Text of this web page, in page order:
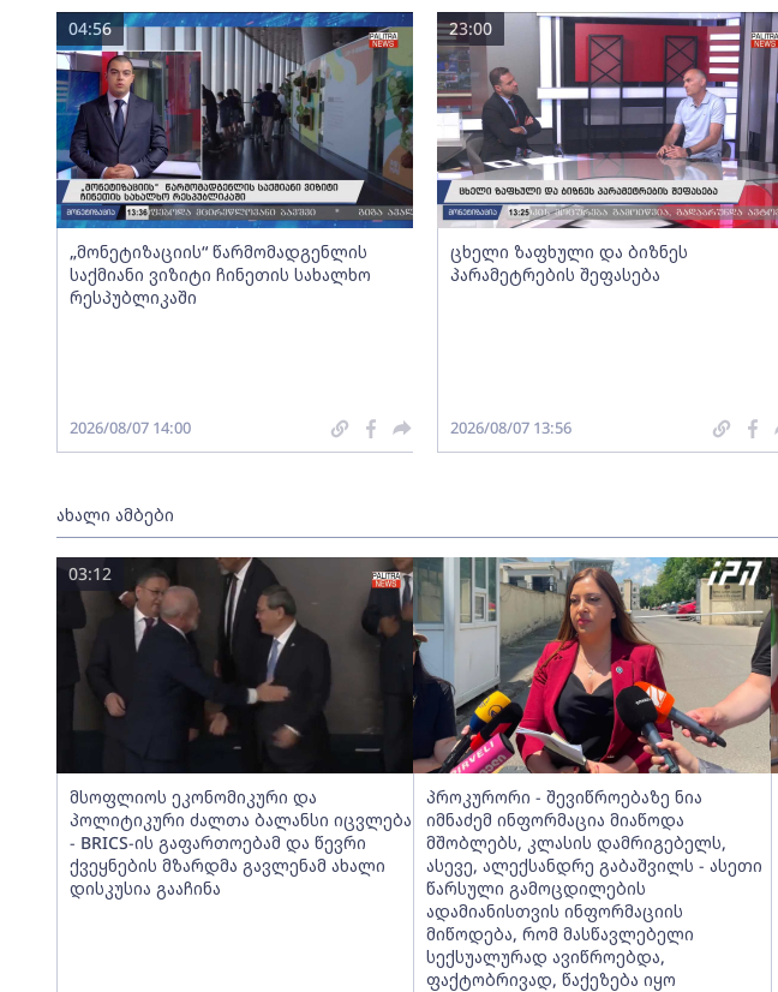
„მონეტიზაციის“ წარმომადგენლის
საქმიანი ვიზიტი ჩინეთის სახალხო
რესპუბლიკაში
04:56
2026/08/07 14:00
ცხელი ზაფხული და ბიზნეს
პარამეტრების შეფასება
23:00
2026/08/07 13:56
ახალი ამბები
მსოფლიოს ეკონომიკური და
პოლიტიკური ძალთა ბალანსი იცვლება
- BRICS-ის გაფართოებამ და წევრი
ქვეყნების მზარდმა გავლენამ ახალი
დისკუსია გააჩინა
03:12
პროკურორი - შევიწროებაზე ნია
იმნაძემ ინფორმაცია მიაწოდა
მშობლებს, კლასის დამრიგებელს,
ასევე, ალექსანდრე გაბაშვილს - ასეთი
წარსული გამოცდილების
ადამიანისთვის ინფორმაციის
მიწოდება, რომ მასწავლებელი
სექსუალურად ავიწროებდა,
ფაქტობრივად, წაქეზება იყო